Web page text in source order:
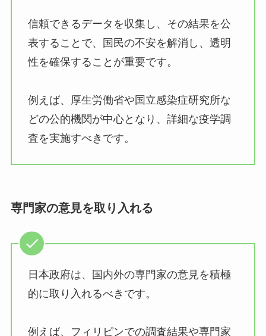
信頼できるデータを収集し、その結果を公
表することで、国民の不安を解消し、透明
性を確保することが重要です。
例えば、厚生労働省や国立感染症研究所な
どの公的機関が中心となり、詳細な疫学調
査を実施すべきです。
専門家の意見を取り入れる
日本政府は、国内外の専門家の意見を積極
的に取り入れるべきです。
例えば、フィリピンでの調査結果や専門家